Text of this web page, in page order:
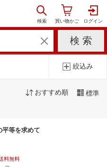
絞込み
おすすめ順 標準
平等を求めて
料無料